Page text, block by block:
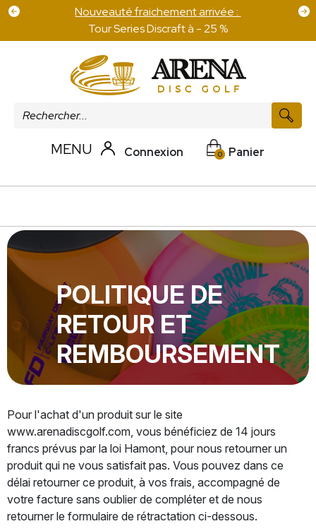
Nouveauté fraichement arrivée :
Tour Series Discraft à - 25 %
MENU Connexion 0 Panier
POLITIQUE DE
RETOUR ET
REMBOURSEMENT
Pour l'achat d'un produit sur le site
www.arenadiscgolf.com, vous bénéficiez de 14 jours
francs prévus par la loi Hamont, pour nous retourner un
produit qui ne vous satisfait pas. Vous pouvez dans ce
délai retourner ce produit, à vos frais, accompagné de
votre facture sans oublier de compléter et de nous
retourner le formulaire de rétractation ci-dessous.